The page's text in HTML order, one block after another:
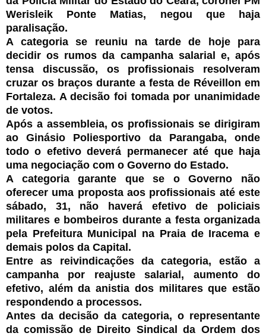
Werisleik Ponte Matias, negou que haja
paralisação.
A categoria se reuniu na tarde de hoje para
decidir os rumos da campanha salarial e, após
tensa discussão, os profissionais resolveram
cruzar os braços durante a festa de Réveillon em
Fortaleza. A decisão foi tomada por unanimidade
de votos.
Após a assembleia, os profissionais se dirigiram
ao Ginásio Poliesportivo da Parangaba, onde
todo o efetivo deverá permanecer até que haja
uma negociação com o Governo do Estado.
A categoria garante que se o Governo não
oferecer uma proposta aos profissionais até este
sábado, 31, não haverá efetivo de policiais
militares e bombeiros durante a festa organizada
pela Prefeitura Municipal na Praia de Iracema e
demais polos da Capital.
Entre as reivindicações da categoria, estão a
campanha por reajuste salarial, aumento do
efetivo, além da anistia dos militares que estão
respondendo a processos.
Antes da decisão da categoria, o representante
da comissão de Direito Sindical da Ordem dos